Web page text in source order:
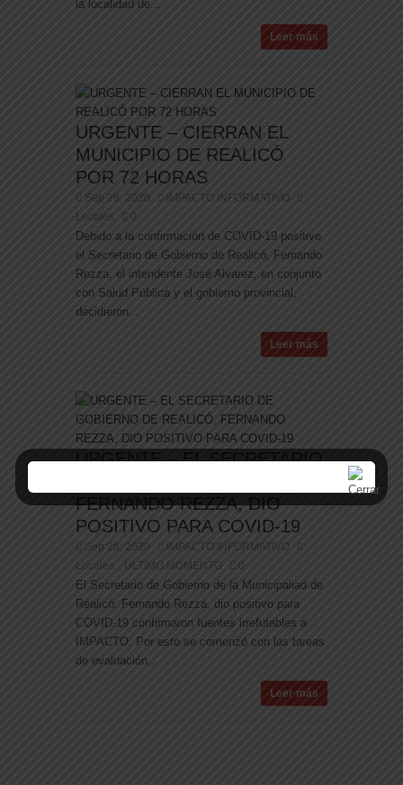
la localidad de...
Leer más
URGENTE – CIERRAN EL
MUNICIPIO DE REALICÓ
POR 72 HORAS
Sep 28, 2020
IMPACTO INFORMATIVO
Locales
0
Debido a la confirmación de COVID-19 positivo
el Secretario de Gobierno de Realicó, Fernando
Rezza, el intendente José Alvarez, en conjunto
con Salud Pública y el gobierno provincial,
decidieron...
Leer más
URGENTE – EL SECRETARIO
FERNANDO REZZA, DIO
POSITIVO PARA COVID-19
Sep 28, 2020
IMPACTO INFORMATIVO
Locales
ULTIMO MOMENTO 0
El Secretario de Gobierno de la Municipaliad de
Realicó, Fernando Rezza, dio positivo para
COVID-19 confirmaron fuentes irrefutables a
IMPACTO. Por esto se comenzó con las tareas
de evaluación...
Leer más